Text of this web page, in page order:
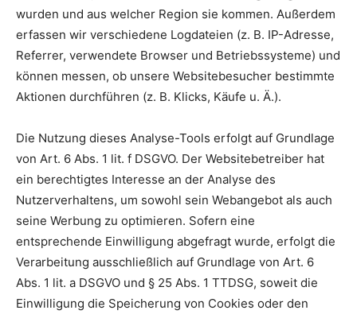
wurden und aus welcher Region sie kommen. Außerdem
erfassen wir verschiedene Logdateien (z. B. IP-Adresse,
Referrer, verwendete Browser und Betriebssysteme) und
können messen, ob unsere Websitebesucher bestimmte
Aktionen durchführen (z. B. Klicks, Käufe u. Ä.).
Die Nutzung dieses Analyse-Tools erfolgt auf Grundlage
von Art. 6 Abs. 1 lit. f DSGVO. Der Websitebetreiber hat
ein berechtigtes Interesse an der Analyse des
Nutzerverhaltens, um sowohl sein Webangebot als auch
seine Werbung zu optimieren. Sofern eine
entsprechende Einwilligung abgefragt wurde, erfolgt die
Verarbeitung ausschließlich auf Grundlage von Art. 6
Abs. 1 lit. a DSGVO und § 25 Abs. 1 TTDSG, soweit die
Einwilligung die Speicherung von Cookies oder den